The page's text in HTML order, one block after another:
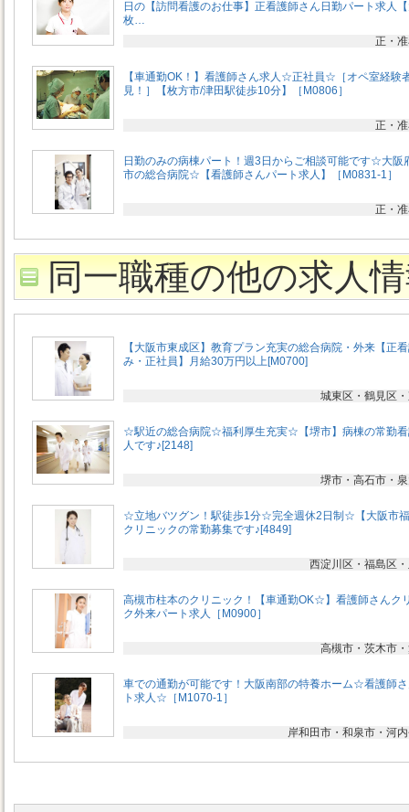
日の【訪問看護のお仕事】正看護師さん日勤パート求人
枚…
正・
【車通勤OK！】看護師さん求人☆正社員☆［オペ室経験
見！］【枚方市/津田駅徒歩10分】［M0806］
正・
日勤のみの病棟パート！週3日からご相談可能です☆大阪
市の総合病院☆【看護師さんパート求人】［M0831-1］
正・
同一職種の他の求人
【大阪市東成区】教育プラン充実の総合病院・外来【正
み・正社員】月給30万円以上[M0700]
城東区・鶴見区
☆駅近の総合病院☆福利厚生充実☆【堺市】病棟の常勤
人です♪[2148]
堺市・高石市・
☆立地バツグン！駅徒歩1分☆完全週休2日制☆【大阪市
クリニックの常勤募集です♪[4849]
西淀川区・福島区
高槻市柱本のクリニック！【車通勤OK☆】看護師さんク
ク外来パート求人［M0900］
高槻市・茨木市
車での通勤が可能です！大阪南部の特養ホーム☆看護師
ト求人☆［M1070-1］
岸和田市・和泉市・河